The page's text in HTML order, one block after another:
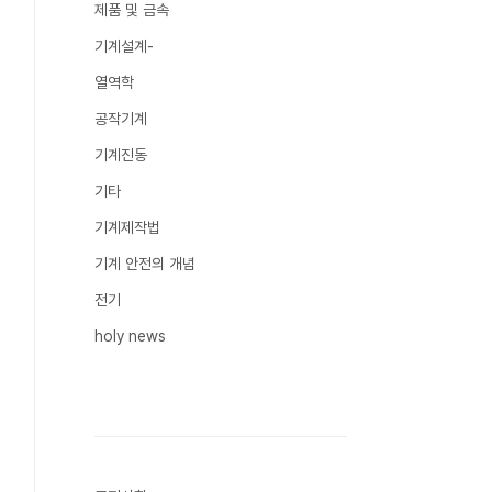
제품 및 금속
기계설계-
열역학
공작기계
기계진동
기타
기계제작법
기계 안전의 개념
전기
holy news